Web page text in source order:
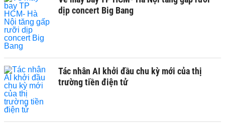
dịp concert Big Bang
Tác nhân AI khởi đầu chu kỳ mới của thị
trường tiền điện tử